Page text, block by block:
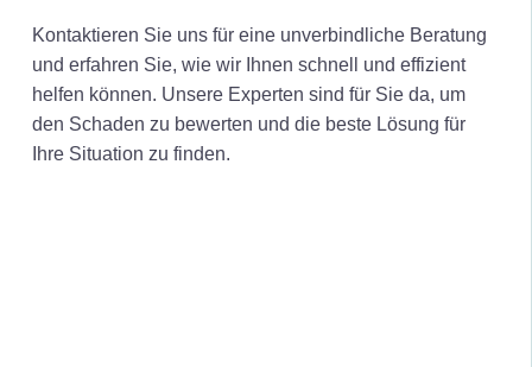
Kontaktieren Sie uns für eine unverbindliche Beratung
und erfahren Sie, wie wir Ihnen schnell und effizient
helfen können. Unsere Experten sind für Sie da, um
den Schaden zu bewerten und die beste Lösung für
Ihre Situation zu finden.